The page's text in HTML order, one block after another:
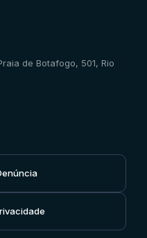
de Botafogo, 501, Rio